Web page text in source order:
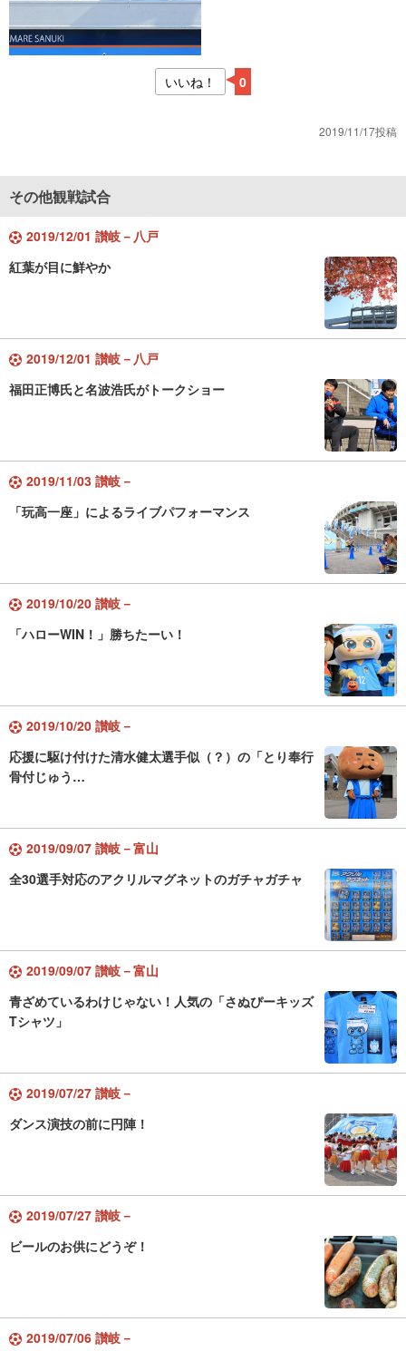
いいね！ 0
2019/11/17投稿
その他観戦試合
2019/12/01 讃岐－八戸
紅葉が目に鮮やか
2019/12/01 讃岐－八戸
福田正博氏と名波浩氏がトークショー
2019/11/03 讃岐－
「玩高一座」によるライブパフォーマンス
2019/10/20 讃岐－
「ハローWIN！」勝ちたーい！
2019/10/20 讃岐－
応援に駆け付けた清水健太選手似（？）の「とり奉行
骨付じゅう…
2019/09/07 讃岐－富山
全30選手対応のアクリルマグネットのガチャガチャ
2019/09/07 讃岐－富山
青ざめているわけじゃない！人気の「さぬぴーキッズ
Tシャツ」
2019/07/27 讃岐－
ダンス演技の前に円陣！
2019/07/27 讃岐－
ビールのお供にどうぞ！
2019/07/06 讃岐－